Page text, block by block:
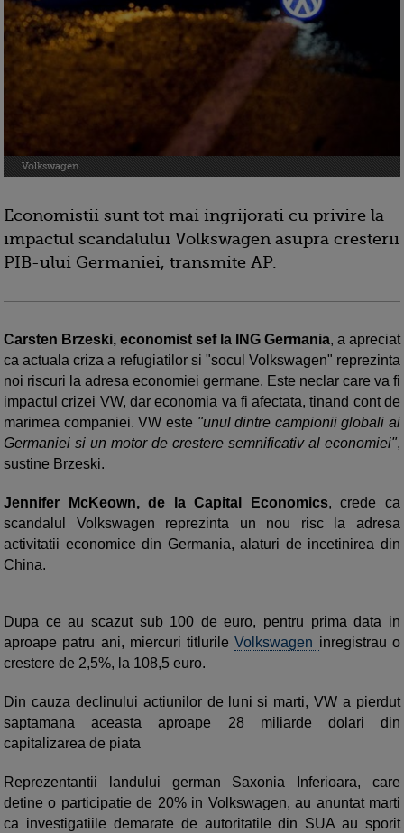
Volkswagen
Economistii sunt tot mai ingrijorati cu privire la
impactul scandalului Volkswagen asupra cresterii
PIB-ului Germaniei, transmite AP.
Carsten Brzeski, economist sef la ING Germania, a apreciat
ca actuala criza a refugiatilor si "socul Volkswagen" reprezinta
noi riscuri la adresa economiei germane. Este neclar care va fi
impactul crizei VW, dar economia va fi afectata, tinand cont de
marimea companiei. VW este "unul dintre campionii globali ai
Germaniei si un motor de crestere semnificativ al economiei",
sustine Brzeski.
Jennifer McKeown, de la Capital Economics, crede ca
scandalul Volkswagen reprezinta un nou risc la adresa
activitatii economice din Germania, alaturi de incetinirea din
China.
Dupa ce au scazut sub 100 de euro, pentru prima data in
aproape patru ani, miercuri titlurileVolkswagen inregistrau o
crestere de 2,5%, la 108,5 euro.
Din cauza declinului actiunilor de luni si marti, VW a pierdut
saptamana aceasta aproape 28 miliarde dolari din
capitalizarea de piata
Reprezentantii landului german Saxonia Inferioara, care
detine o participatie de 20% in Volkswagen, au anuntat marti
ca investigatiile demarate de autoritatile din SUA au sporit